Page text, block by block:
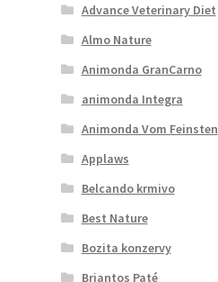
Advance Veterinary Diet
Almo Nature
Animonda GranCarno
animonda Integra
Animonda Vom Feinsten
Applaws
Belcando krmivo
Best Nature
Bozita konzervy
Briantos Paté